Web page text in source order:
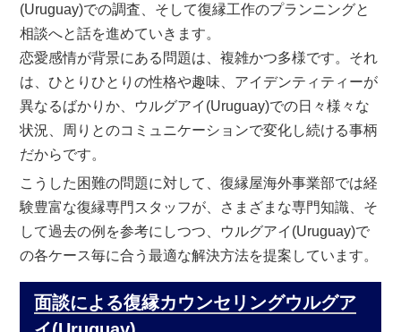
(Uruguay)での調査、そして復縁工作のプランニングと
相談へと話を進めていきます。
恋愛感情が背景にある問題は、複雑かつ多様です。それ
は、ひとりひとりの性格や趣味、アイデンティティーが
異なるばかりか、ウルグアイ(Uruguay)での日々様々な
状況、周りとのコミュニケーションで変化し続ける事柄
だからです。
こうした困難の問題に対して、復縁屋海外事業部では経
験豊富な復縁専門スタッフが、さまざまな専門知識、そ
して過去の例を参考にしつつ、ウルグアイ(Uruguay)で
の各ケース毎に合う最適な解決方法を提案しています。
面談による復縁カウンセリングウルグア